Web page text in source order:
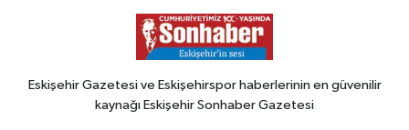
Eskişehir Gazetesi ve Eskişehirspor haberlerinin en güvenilir
kaynağı Eskişehir Sonhaber Gazetesi